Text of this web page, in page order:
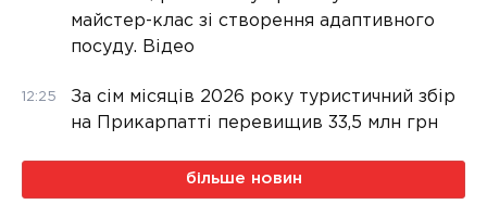
майстер-клас зі створення адаптивного
посуду. Відео
12:25
За сім місяців 2026 року туристичний збір
на Прикарпатті перевищив 33,5 млн грн
більше новин